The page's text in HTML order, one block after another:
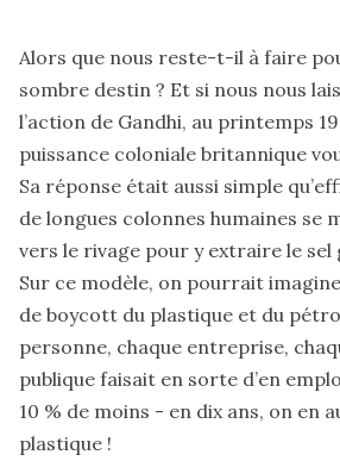
Alors que nous reste-t-il à faire
sombre destin ? Et si nous nous
l’action de Gandhi, au printemps
puissance coloniale britannique
Sa réponse était aussi simple
de longues colonnes humaines se
vers le rivage pour y extraire le
Sur ce modèle, on pourrait
de boycott du plastique et du
personne, chaque entreprise,
publique faisait en sorte d’en
10 % de moins - en dix ans, on en
plastique !